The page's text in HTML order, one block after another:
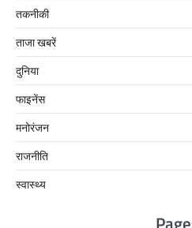
तकनीकी
ताजा खबरें
दुनिया
फाइनेंस
मनोरंजन
राजनीति
स्वास्थ्य